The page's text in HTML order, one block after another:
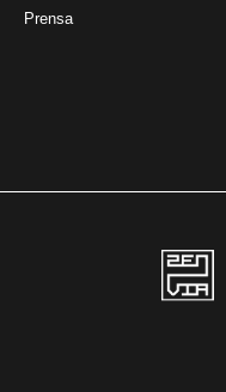
Prensa